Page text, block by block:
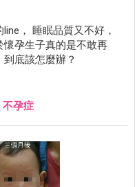
， 睡眠品質又不好，
懷孕生子真的是不敢再
底該怎麼辦？
不孕症